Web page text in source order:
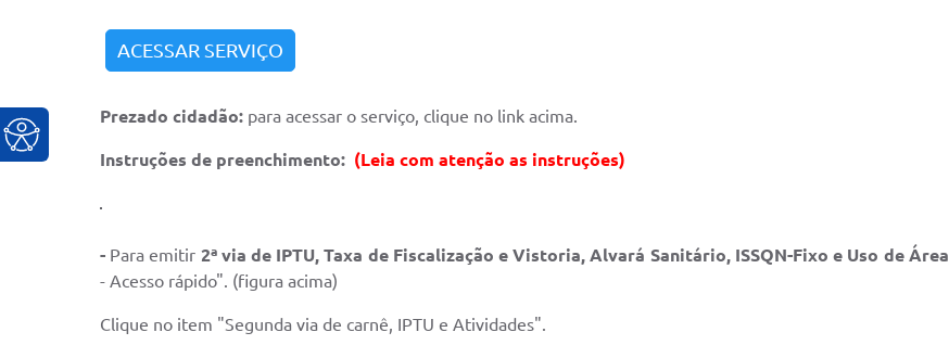
ACESSAR SERVIÇO
Prezado cidadão: para acessar o serviço, clique no link acima.
Instruções de preenchimento: (Leia com atenção as instruções)
- Para emitir 2ª via de IPTU, Taxa de Fiscalização e Vistoria, Alvará Sanitário, ISSQN-Fixo e Uso de Área
- Acesso rápido". (figura acima)
Clique no item "Segunda via de carnê, IPTU e Atividades".